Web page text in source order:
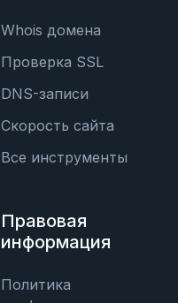
Whois домена
Проверка SSL
DNS-записи
Скорость сайта
Все инструменты
Правовая
информация
Политика